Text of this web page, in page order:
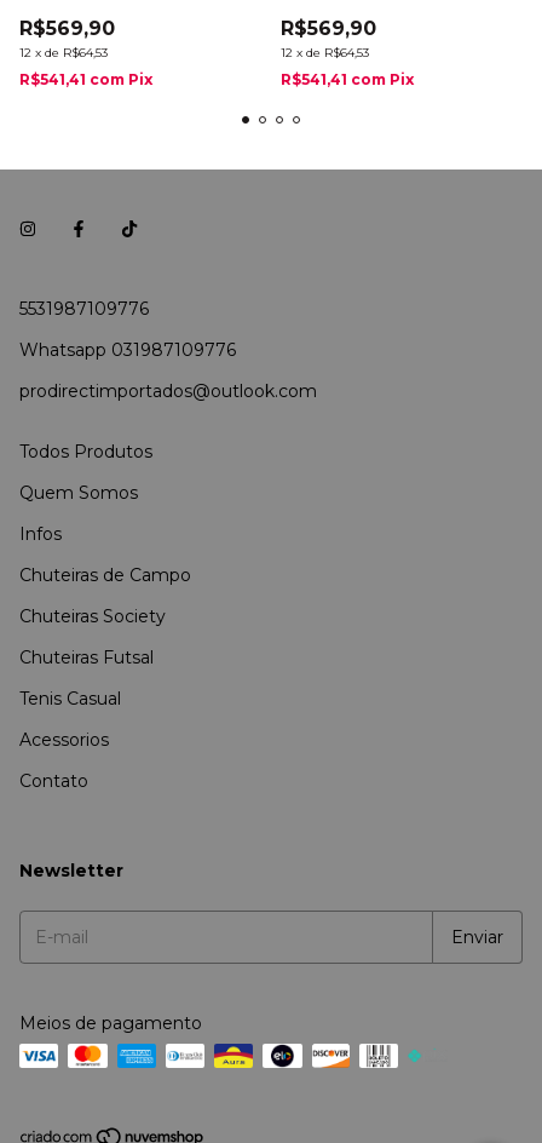
R$569,90
12 x de R$64,53
R$541,41 com Pix
R$569,90
12 x de R$64,53
R$541,41 com Pix
5531987109776
Whatsapp 031987109776
prodirectimportados@outlook.com
Todos Produtos
Quem Somos
Infos
Chuteiras de Campo
Chuteiras Society
Chuteiras Futsal
Tenis Casual
Acessorios
Contato
Newsletter
Meios de pagamento